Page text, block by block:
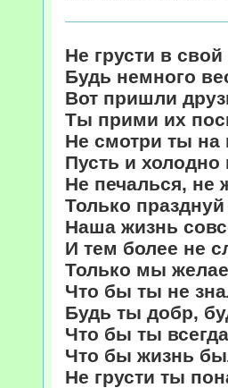
Не грусти в
Будь немного
Вот пришли
Ты прими их
Не смотри ты на
Пусть и холодно
Не печалься, не
Только
Наша жизнь
И тем более не
Только мы
Что бы ты не
Будь ты добр,
Что бы ты
Что бы жизнь
Не грусти ты